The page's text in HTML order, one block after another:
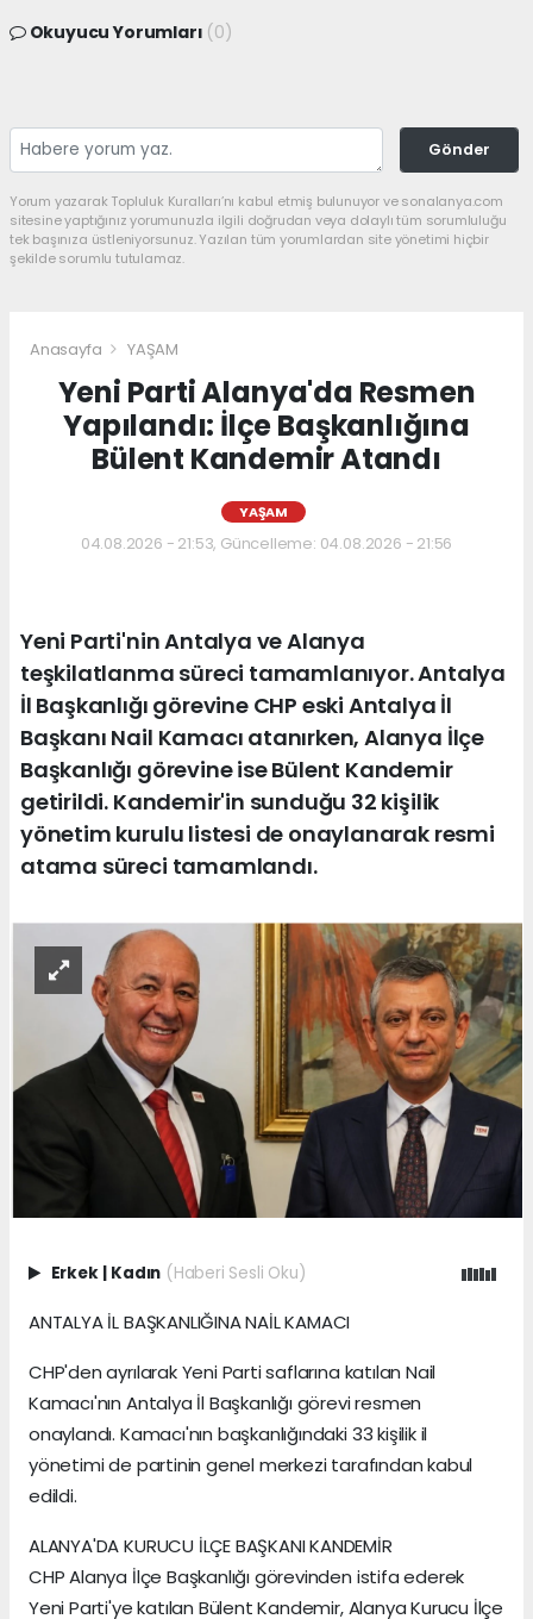
Okuyucu Yorumları (0)
Gönder
Yorum yazarak Topluluk Kuralları’nı kabul etmiş bulunuyor ve sonalanya.com
sitesine yaptığınız yorumunuzla ilgili doğrudan veya dolaylı tüm sorumluluğu
tek başınıza üstleniyorsunuz. Yazılan tüm yorumlardan site yönetimi hiçbir
şekilde sorumlu tutulamaz.
Anasayfa YAŞAM
Yeni Parti Alanya'da Resmen
Yapılandı: İlçe Başkanlığına
Bülent Kandemir Atandı
YAŞAM
04.08.2026 - 21:53, Güncelleme: 04.08.2026 - 21:56
Yeni Parti'nin Antalya ve Alanya
teşkilatlanma süreci tamamlanıyor. Antalya
İl Başkanlığı görevine CHP eski Antalya İl
Başkanı Nail Kamacı atanırken, Alanya İlçe
Başkanlığı görevine ise Bülent Kandemir
getirildi. Kandemir'in sunduğu 32 kişilik
yönetim kurulu listesi de onaylanarak resmi
atama süreci tamamlandı.
Erkek Kadın (Haberi Sesli Oku)
ANTALYA İL BAŞKANLIĞINA NAİL KAMACI
CHP'den ayrılarak Yeni Parti saflarına katılan Nail
Kamacı'nın Antalya İl Başkanlığı görevi resmen
onaylandı. Kamacı'nın başkanlığındaki 33 kişilik il
yönetimi de partinin genel merkezi tarafından kabul
edildi.
ALANYA'DA KURUCU İLÇE BAŞKANI KANDEMİR
CHP Alanya İlçe Başkanlığı görevinden istifa ederek
Yeni Parti'ye katılan Bülent Kandemir, Alanya Kurucu İlçe